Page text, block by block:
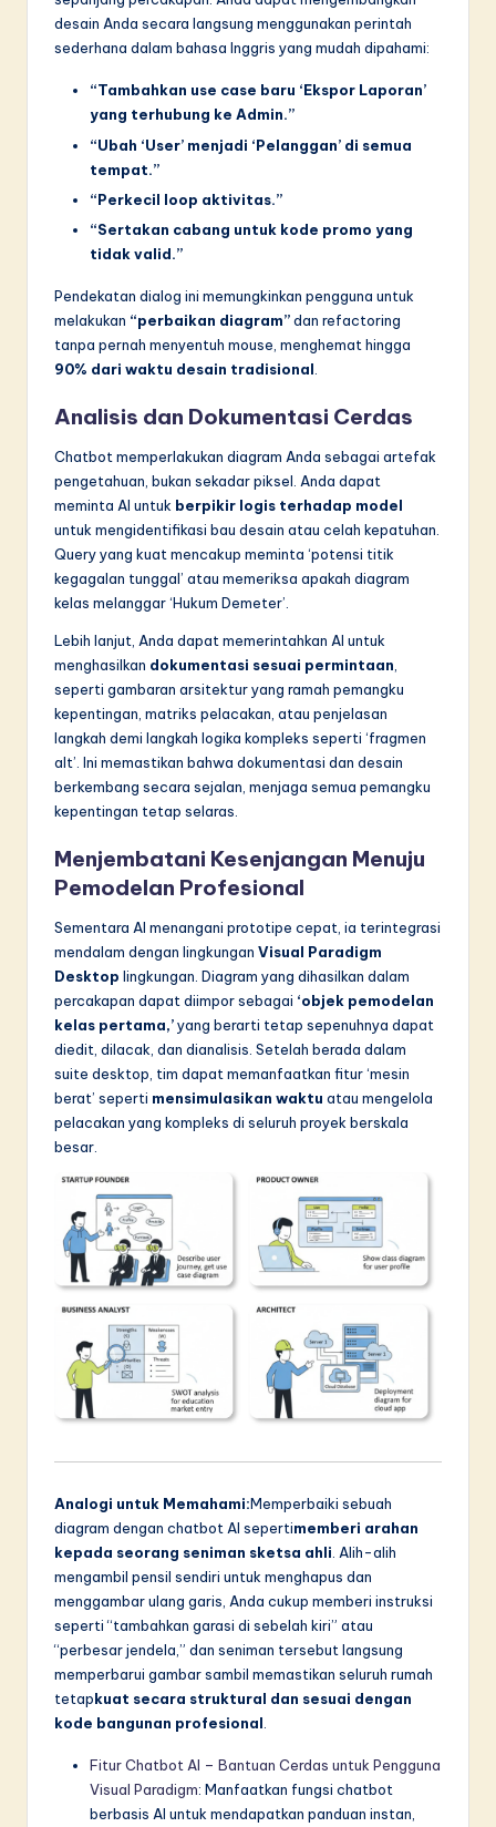
desain Anda secara langsung menggunakan perintah
sederhana dalam bahasa Inggris yang mudah dipahami:
“Tambahkan use case baru ‘Ekspor Laporan’
yang terhubung ke Admin.”
“Ubah ‘User’ menjadi ‘Pelanggan’ di semua
tempat.”
“Perkecil loop aktivitas.”
“Sertakan cabang untuk kode promo yang
tidak valid.”
Pendekatan dialog ini memungkinkan pengguna untuk
melakukan “perbaikan diagram”dan refactoring
tanpa pernah menyentuh mouse, menghemat hingga
90% dari waktu desain tradisional
Analisis dan Dokumentasi Cerdas
Chatbot memperlakukan diagram Anda sebagai artefak
pengetahuan, bukan sekadar piksel. Anda dapat
meminta AI untuk berpikir logis terhadap model
untuk mengidentifikasi bau desain atau celah kepatuhan.
Query yang kuat mencakup meminta ‘potensi titik
kegagalan tunggal’ atau memeriksa apakah diagram
kelas melanggar ‘Hukum Demeter’.
Lebih lanjut, Anda dapat memerintahkan AI untuk
menghasilkan dokumentasi sesuai permintaan
seperti gambaran arsitektur yang ramah pemangku
kepentingan, matriks pelacakan, atau penjelasan
langkah demi langkah logika kompleks seperti ‘fragmen
alt’. Ini memastikan bahwa dokumentasi dan desain
berkembang secara sejalan, menjaga semua pemangku
kepentingan tetap selaras.
Menjembatani Kesenjangan Menuju
Pemodelan Profesional
Sementara AI menangani prototipe cepat, ia terintegrasi
mendalam dengan lingkungan Visual Paradigm
Desktop lingkungan. Diagram yang dihasilkan dalam
percakapan dapat diimpor sebagai ‘objek pemodelan
kelas pertama,’yang berarti tetap sepenuhnya dapat
diedit, dilacak, dan dianalisis. Setelah berada dalam
suite desktop, tim dapat memanfaatkan fitur ‘mesin
berat’ seperti mensimulasikan waktu atau mengelola
pelacakan yang kompleks di seluruh proyek berskala
besar.
Analogi untuk Memahami:Memperbaiki sebuah
diagram dengan chatbot AI sepertimemberi arahan
kepada seorang seniman sketsa ahli . Alih-alih
mengambil pensil sendiri untuk menghapus dan
menggambar ulang garis, Anda cukup memberi instruksi
seperti “tambahkan garasi di sebelah kiri” atau
“perbesar jendela,” dan seniman tersebut langsung
memperbarui gambar sambil memastikan seluruh rumah
tetapkuat secara struktural dan sesuai dengan
kode bangunan profesional
Fitur Chatbot AI – Bantuan Cerdas untuk Pengguna
Visual Paradigm: Manfaatkan fungsi chatbot
berbasis AI untuk mendapatkan panduan instan,